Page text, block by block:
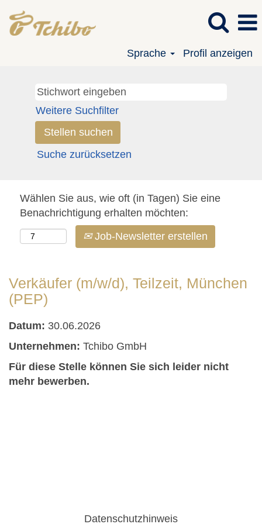
Sprache Profil anzeigen
Weitere Suchfilter
Suche zurücksetzen
Wählen Sie aus, wie oft (in Tagen) Sie eine
Benachrichtigung erhalten möchten:
Job-Newsletter erstellen
Verkäufer (m/w/d), Teilzeit, München
(PEP)
Datum: 30.06.2026
Unternehmen: Tchibo GmbH
Für diese Stelle können Sie sich leider nicht
mehr bewerben.
Datenschutzhinweis